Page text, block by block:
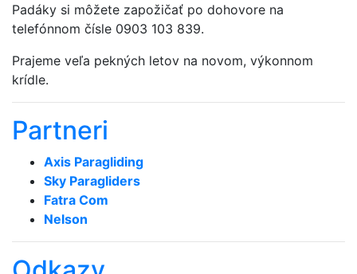
Padáky si môžete zapožičať po dohovore na
telefónnom čísle 0903 103 839.
Prajeme veľa pekných letov na novom, výkonnom
krídle.
Partneri
Axis Paragliding
Sky Paragliders
Fatra Com
Nelson